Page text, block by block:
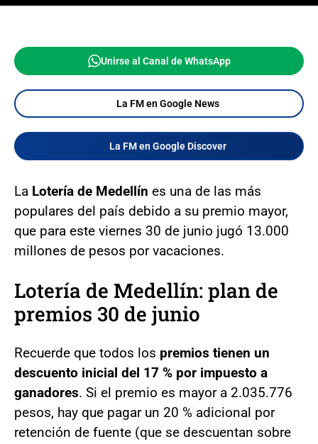
Unirse al Canal de WhatsApp
La FM en Google News
La FM en Google Discover
La Lotería de Medellín es una de las más
populares del país debido a su premio mayor,
que para este viernes 30 de junio jugó 13.000
millones de pesos por vacaciones.
Lotería de Medellín: plan de
premios 30 de junio
Recuerde que todos los premios tienen un
descuento inicial del 17 % por impuesto a
ganadores. Si el premio es mayor a 2.035.776
pesos, hay que pagar un 20 % adicional por
retención de fuente (que se descuentan sobre